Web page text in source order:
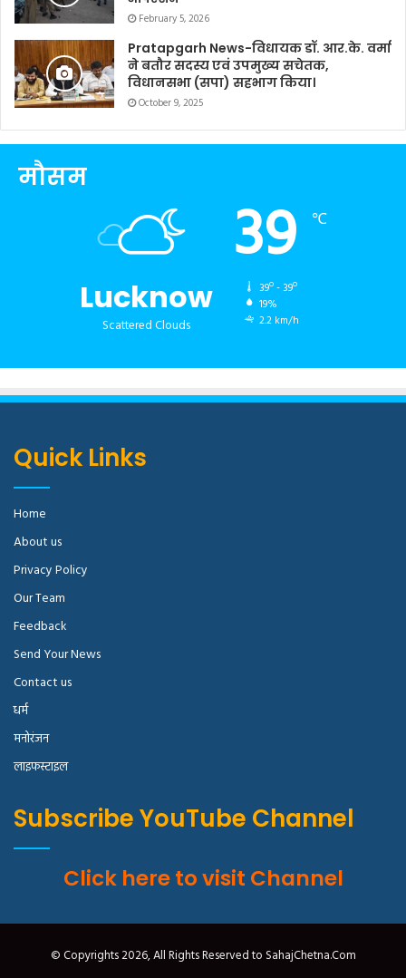
February 5, 2026
Pratapgarh News-विधायक डॉ. आर.के. वर्मा
ने बतौर सदस्य एवं उपमुख्य सचेतक,
विधानसभा (सपा) सहभाग किया।
October 9, 2025
मौसम
Lucknow
Scattered Clouds
39 ℃
39º - 39º
19%
2.2 km/h
Quick Links
Home
About us
Privacy Policy
Our Team
Feedback
Send Your News
Contact us
धर्म
मनोरंजन
लाइफस्टाइल
Subscribe YouTube Channel
Click here to visit Channel
© Copyrights 2026, All Rights Reserved to SahajChetna.Com